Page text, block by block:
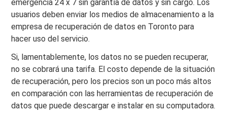
emergencia 24 x 7 sin garantía de datos y sin cargo. Los
usuarios deben enviar los medios de almacenamiento a la
empresa de recuperación de datos en Toronto para
hacer uso del servicio.
Si, lamentablemente, los datos no se pueden recuperar,
no se cobrará una tarifa. El costo depende de la situación
de recuperación, pero los precios son un poco más altos
en comparación con las herramientas de recuperación de
datos que puede descargar e instalar en su computadora.